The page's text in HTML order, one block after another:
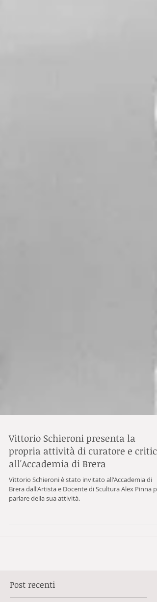
Vittorio Schieroni presenta la
propria attività di curatore e critico
all'Accademia di Brera
Vittorio Schieroni è stato invitato all'Accademia di
parlare della sua attività.